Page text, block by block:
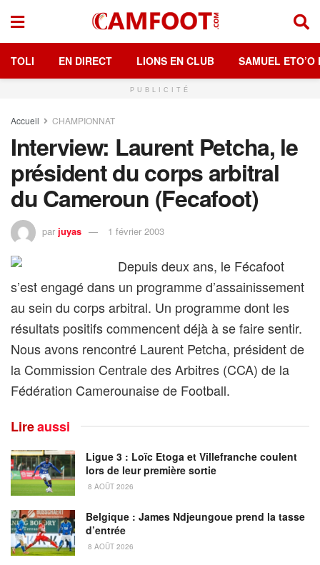
TOLI EN DIRECT LIONS EN CLUB SAMUEL ETO’O
PUBLICITÉ
Accueil CHAMPIONNAT
Interview: Laurent Petcha, le
président du corps arbitral
du Cameroun (Fecafoot)
par juyas 1 février 2003
Depuis deux ans, le Fécafoot
s’est engagé dans un programme d’assainissement
au sein du corps arbitral. Un programme dont les
résultats positifs commencent déjà à se faire sentir.
Nous avons rencontré Laurent Petcha, président de
la Commission Centrale des Arbitres (CCA) de la
Fédération Camerounaise de Football.
Lireaussi
Ligue 3 : Loïc Etoga et Villefranche coulent
lors de leur première sortie
8 AOÛT 2026
Belgique : James Ndjeungoue prend la tasse
d’entrée
8 AOÛT 2026